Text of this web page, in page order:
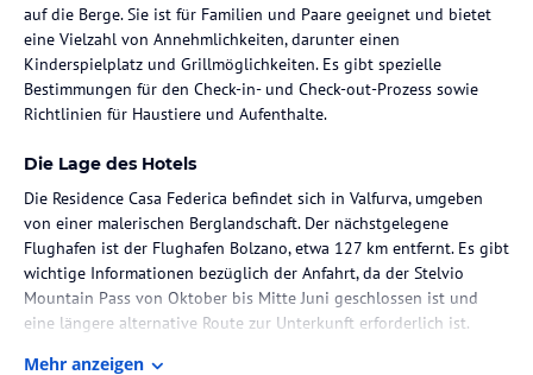
auf die Berge. Sie ist für Familien und Paare geeignet und bietet
eine Vielzahl von Annehmlichkeiten, darunter einen
Kinderspielplatz und Grillmöglichkeiten. Es gibt spezielle
Bestimmungen für den Check-in- und Check-out-Prozess sowie
Richtlinien für Haustiere und Aufenthalte.
Die Lage des Hotels
Die Residence Casa Federica befindet sich in Valfurva, umgeben
von einer malerischen Berglandschaft. Der nächstgelegene
Flughafen ist der Flughafen Bolzano, etwa 127 km entfernt. Es gibt
wichtige Informationen bezüglich der Anfahrt, da der Stelvio
Mountain Pass von Oktober bis Mitte Juni geschlossen ist und
eine längere alternative Route zur Unterkunft erforderlich ist.
Mehr anzeigen